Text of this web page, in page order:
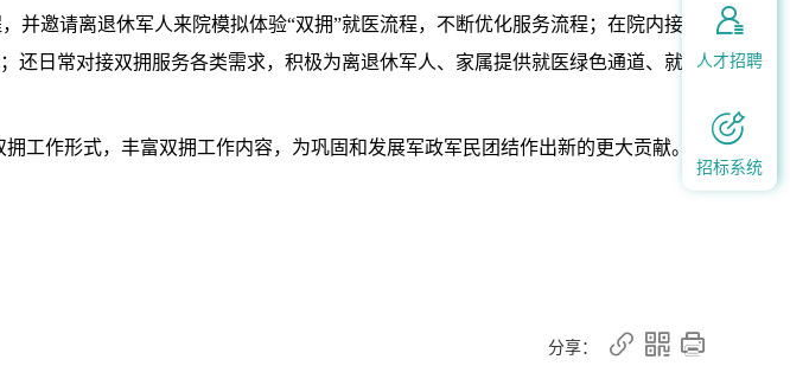
邀请离退休军人来院模拟体验“双拥”就医流程，不断优化服务流程；在院内接诊
还日常对接双拥服务各类需求，积极为离退休军人、家属提供就医绿色通道、就医
工作形式，丰富双拥工作内容，为巩固和发展军政军民团结作出新的更大贡献。
分享：   

人才招聘

招标系统